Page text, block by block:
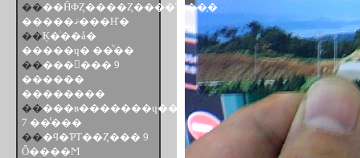
����ĤФȤ����Ȥ����Τɤ��֤�
�����ޤ���Ҥ�
��Ķ�ͥ��å�
�����ɥ� ��ͪ��
�����󤷤��� 9
������
��������
�����в�������ɥ��
7 ��̾���
���ϥ�ƤΤ��Ȥ��� 9
Ȫ����Ϻ